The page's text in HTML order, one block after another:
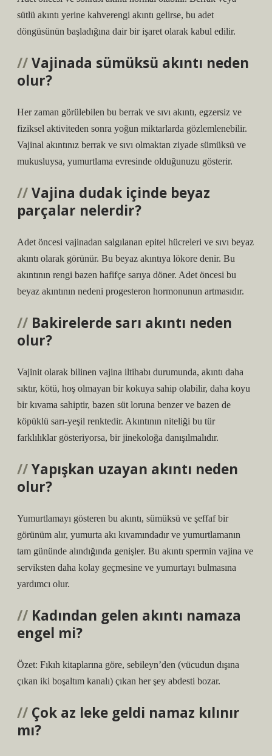
sütlü akıntı yerine kahverengi akıntı gelirse, bu adet
döngüsünün başladığına dair bir işaret olarak kabul edilir.
Vajinada sümüksü akıntı neden
olur?
Her zaman görülebilen bu berrak ve sıvı akıntı, egzersiz ve
fiziksel aktiviteden sonra yoğun miktarlarda gözlemlenebilir.
Vajinal akıntınız berrak ve sıvı olmaktan ziyade sümüksü ve
mukusluysa, yumurtlama evresinde olduğunuzu gösterir.
Vajina dudak içinde beyaz
parçalar nelerdir?
Adet öncesi vajinadan salgılanan epitel hücreleri ve sıvı beyaz
akıntı olarak görünür. Bu beyaz akıntıya lökore denir. Bu
akıntının rengi bazen hafifçe sarıya döner. Adet öncesi bu
beyaz akıntının nedeni progesteron hormonunun artmasıdır.
Bakirelerde sarı akıntı neden
olur?
Vajinit olarak bilinen vajina iltihabı durumunda, akıntı daha
sıktır, kötü, hoş olmayan bir kokuya sahip olabilir, daha koyu
bir kıvama sahiptir, bazen süt loruna benzer ve bazen de
köpüklü sarı-yeşil renktedir. Akıntının niteliği bu tür
farklılıklar gösteriyorsa, bir jinekoloğa danışılmalıdır.
Yapışkan uzayan akıntı neden
olur?
Yumurtlamayı gösteren bu akıntı, sümüksü ve şeffaf bir
görünüm alır, yumurta akı kıvamındadır ve yumurtlamanın
tam gününde alındığında genişler. Bu akıntı spermin vajina ve
serviksten daha kolay geçmesine ve yumurtayı bulmasına
yardımcı olur.
Kadından gelen akıntı namaza
engel mi?
Özet: Fıkıh kitaplarına göre, sebileyn’den (vücudun dışına
çıkan iki boşaltım kanalı) çıkan her şey abdesti bozar.
Çok az leke geldi namaz kılınır
mı?